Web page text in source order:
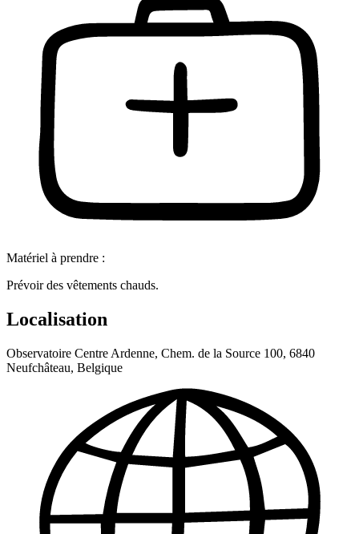
Matériel à prendre :
Prévoir des vêtements chauds.
Localisation
Observatoire Centre Ardenne, Chem. de la Source 100, 6840
Neufchâteau, Belgique